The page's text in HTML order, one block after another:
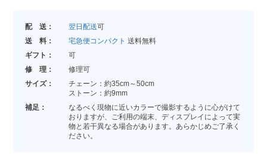
配 送： 翌日配送可
送 料：
宅急便コンパクト 送料無料
ギフト：
可
修 理：
修理可
サイズ：
チェーン：約35cm～50cm
ストーン：約9mm
補足：
なるべく現物に近いカラーで撮影するように心がけて
おりますが、ご利用の端末、ディスプレイによって実
物と若干異なる場合があります。あらかじめご了承く
ださい。